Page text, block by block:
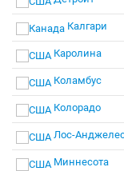
Калгари
Каролина
Коламбус
Колорадо
Лос-
Миннесота